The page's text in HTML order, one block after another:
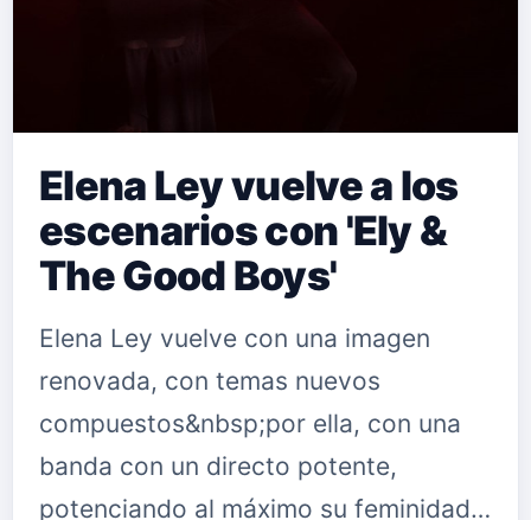
Elena Ley vuelve a los
escenarios con 'Ely &
The Good Boys'
Elena Ley vuelve con una imagen
renovada, con temas nuevos
compuestos&nbsp;por ella, con una
banda con un directo potente,
potenciando al máximo su feminidad y